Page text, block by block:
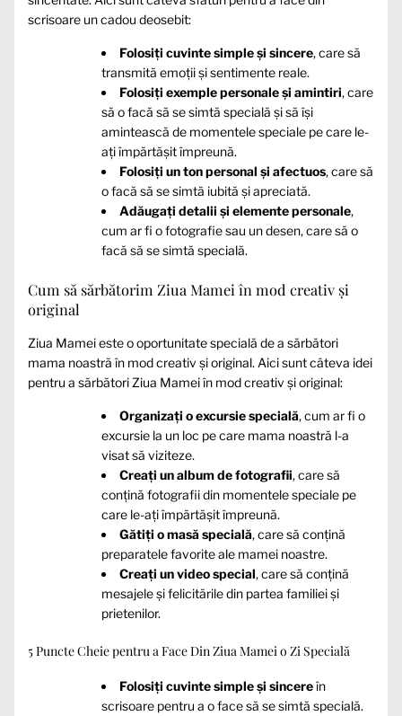
scrisoare un cadou deosebit:
Folosiți cuvinte simple și sincere, care să
transmită emoții și sentimente reale.
Folosiți exemple personale și amintiri, care
să o facă să se simtă specială și să își
amintească de momentele speciale pe care le-
ați împărtășit împreună.
Folosiți un ton personal și afectuos, care să
o facă să se simtă iubită și apreciată.
Adăugați detalii și elemente personale,
cum ar fi o fotografie sau un desen, care să o
facă să se simtă specială.
Cum să sărbătorim Ziua Mamei în mod creativ și
original
Ziua Mamei este o oportunitate specială de a sărbători
mama noastră în mod creativ și original. Aici sunt câteva idei
pentru a sărbători Ziua Mamei în mod creativ și original:
Organizați o excursie specială, cum ar fi o
excursie la un loc pe care mama noastră l-a
visat să viziteze.
Creați un album de fotografii, care să
conțină fotografii din momentele speciale pe
care le-ați împărtășit împreună.
Gătiți o masă specială, care să conțină
preparatele favorite ale mamei noastre.
Creați un video special, care să conțină
mesajele și felicitările din partea familiei și
prietenilor.
5 Puncte Cheie pentru a Face Din Ziua Mamei o Zi Specială
Folosiți cuvinte simple și sincereîn
scrisoare pentru a o face să se simtă specială.